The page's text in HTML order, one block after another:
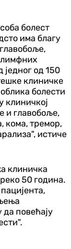
болест
има благу
лимфних
од 150
клиничке
болести
клиничкој
и главобоље,
кома, тремор,
истиче
клиничка
50 година.
да повећају